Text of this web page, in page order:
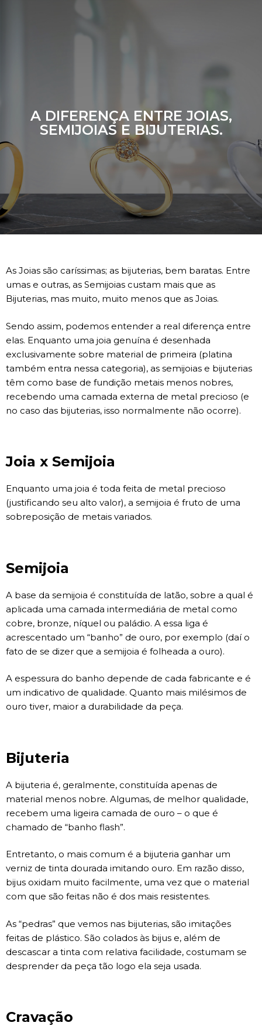
A DIFERENÇA ENTRE JOIAS,
SEMIJOIAS E BIJUTERIAS.
As Joias são caríssimas; as bijuterias, bem baratas. Entre
umas e outras, as Semijoias custam mais que as
Bijuterias, mas muito, muito menos que as Joias.
Sendo assim, podemos entender a real diferença entre
elas. Enquanto uma joia genuína é desenhada
exclusivamente sobre material de primeira (platina
também entra nessa categoria), as semijoias e bijuterias
têm como base de fundição metais menos nobres,
recebendo uma camada externa de metal precioso (e
no caso das bijuterias, isso normalmente não ocorre).
Joia x Semijoia
Enquanto uma joia é toda feita de metal precioso
(justificando seu alto valor), a semijoia é fruto de uma
sobreposição de metais variados.
Semijoia
A base da semijoia é constituída de latão, sobre a qual é
aplicada uma camada intermediária de metal como
cobre, bronze, níquel ou paládio. A essa liga é
acrescentado um “banho” de ouro, por exemplo (daí o
fato de se dizer que a semijoia é folheada a ouro).
A espessura do banho depende de cada fabricante e é
um indicativo de qualidade. Quanto mais milésimos de
ouro tiver, maior a durabilidade da peça.
Bijuteria
A bijuteria é, geralmente, constituída apenas de
material menos nobre. Algumas, de melhor qualidade,
recebem uma ligeira camada de ouro – o que é
chamado de “banho flash”.
Entretanto, o mais comum é a bijuteria ganhar um
verniz de tinta dourada imitando ouro. Em razão disso,
bijus oxidam muito facilmente, uma vez que o material
com que são feitas não é dos mais resistentes.
As “pedras” que vemos nas bijuterias, são imitações
feitas de plástico. São colados às bijus e, além de
descascar a tinta com relativa facilidade, costumam se
desprender da peça tão logo ela seja usada.
Cravação